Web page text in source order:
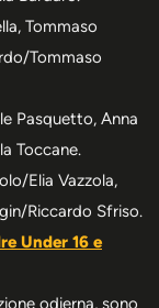
Tommaso
Tommaso
Pasquetto, Anna
Toccane.
Elia Vazzola,
Riccardo Sfriso.
Under 16 e
odierna, sono